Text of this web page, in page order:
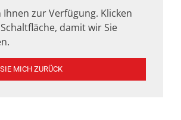
zur Verfügung. Klicken
damit wir Sie
MICH ZURÜCK